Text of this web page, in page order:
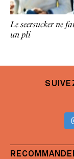
Le seersucker ne
un pli